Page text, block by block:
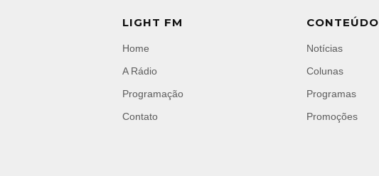
LIGHT FM
Home
A Rádio
Programação
Contato
CONTEÚDO
Notícias
Colunas
Programas
Promoções